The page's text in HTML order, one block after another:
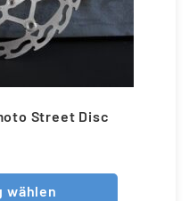
Street Disc
wählen